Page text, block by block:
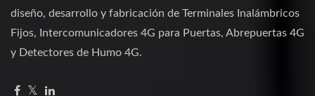
diseño, desarrollo y fabricación de Terminales Inalámbricos
Fijos, Intercomunicadores 4G para Puertas, Abrepuertas 4G
y Detectores de Humo 4G.